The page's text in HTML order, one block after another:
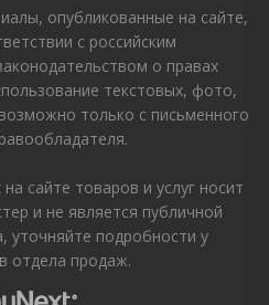
опубликованные на сайте,
с российским
о правах
текстовых, фото,
только с письменного
сайте товаров и услуг носит
и не является публичной
уточняйте подробности у
отдела продаж.